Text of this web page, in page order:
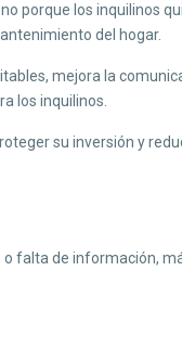
porque los inquilinos
del hogar.
mejora la
los inquilinos.
su inversión y
o falta de información,